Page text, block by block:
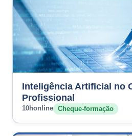
Inteligência Artificial no
Profissional
10honline Cheque-formação